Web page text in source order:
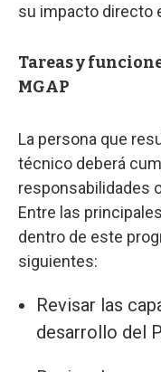
su impacto directo
Tareas y
MGAP
La persona que
técnico deberá
responsabilidades
Entre las
dentro de este
siguientes:
Revisar las
desarrollo del